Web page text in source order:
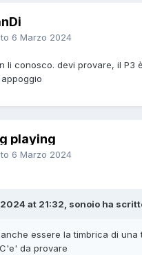
6 Marzo 2024
li conosco. devi provare, il P3
playing
6 Marzo 2024
at 21:32, sonoio ha
essere la timbrica di una
da provare